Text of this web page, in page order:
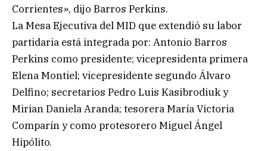
Corrientes», dijo Barros Perkins.
La Mesa Ejecutiva del MID que extendió su labor
partidaria está integrada por: Antonio Barros
Perkins como presidente; vicepresidenta primera
Elena Montiel; vicepresidente segundo Álvaro
Delfino; secretarios Pedro Luis Kasibrodiuk y
Mirian Daniela Aranda; tesorera María Victoria
Comparín y como protesorero Miguel Ángel
Hipólito.